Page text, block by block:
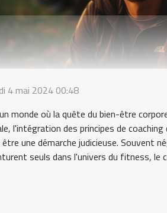
4 mai 2024 00:48
monde où la quête du bien-être
l'intégration des principes de
une démarche judicieuse. Souvent
seuls dans l'univers du fitness, le